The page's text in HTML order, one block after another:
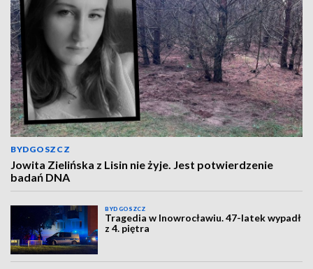
BYDGOSZCZ
Jowita Zielińska z Lisin nie żyje. Jest potwierdzenie
badań DNA
BYDGOSZCZ
Tragedia w Inowrocławiu. 47-latek wypadł
z 4. piętra